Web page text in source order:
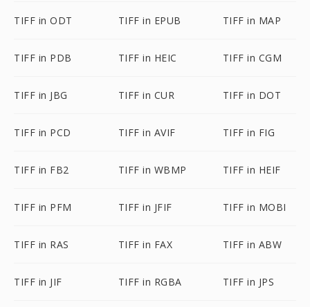
TIFF in ODT TIFF in EPUB TIFF in MAP
TIFF in PDB TIFF in HEIC TIFF in CGM
TIFF in JBG TIFF in CUR TIFF in DOT
TIFF in PCD TIFF in AVIF TIFF in FIG
TIFF in FB2 TIFF in WBMP TIFF in HEIF
TIFF in PFM TIFF in JFIF TIFF in MOBI
TIFF in RAS TIFF in FAX TIFF in ABW
TIFF in JIF TIFF in RGBA TIFF in JPS